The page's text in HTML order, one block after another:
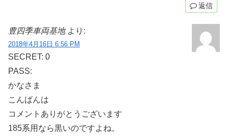
返信
豊四季車両基地 より:
2018年4月16日 6:56 PM
SECRET: 0
PASS:
かなさま
こんばんは
コメントありがとうございます
185系用なら黒いのですよね。